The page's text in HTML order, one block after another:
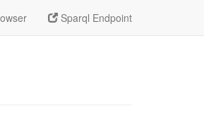
Sparql Endpoint